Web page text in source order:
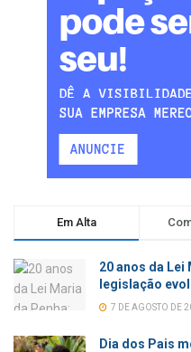
Em Alta
20 anos da Lei
legislação
7 DE AGOSTO DE
Dia dos Pais